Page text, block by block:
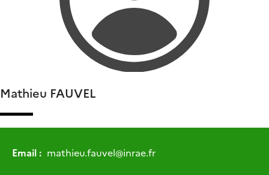
Mathieu FAUVEL
Email : mathieu.fauvel@inrae.fr